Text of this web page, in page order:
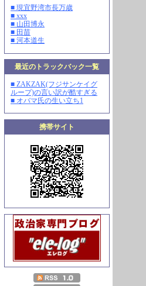
■ 現宜野湾市長万歳
■ xxx
■ 山田博永
■ 田苗
■ 河本道生
最近のトラックバック一覧
■ ZAKZAK(フジサンケイグ
ループ)の言い訳が酷すぎる
■ オバマ氏の生い立ち1
携帯サイト